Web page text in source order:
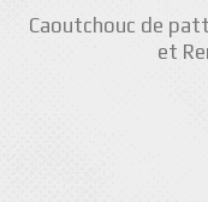
Caoutchouc de
et